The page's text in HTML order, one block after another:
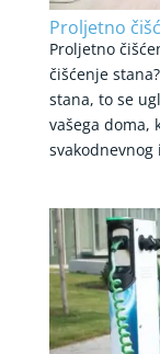
Proljetno
Proljetno
čišćenje
stana, to se
vašega doma,